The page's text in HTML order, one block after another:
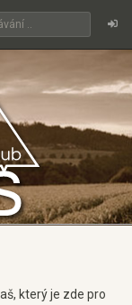
který je zde pro